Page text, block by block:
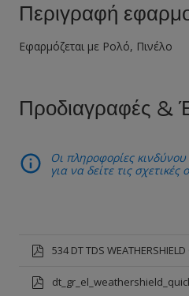
Περιγραφή
Εφαρμόζεται με Ρολό, Πινέλο
Προδιαγραφές &
Οι πληροφορίες
για να δείτε τις
534 DT TDS